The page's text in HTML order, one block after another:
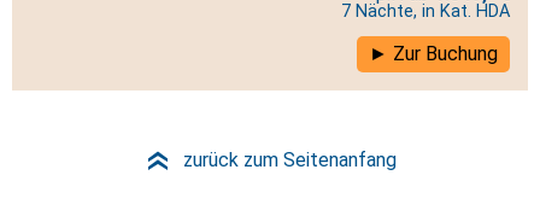
7 Nächte, in Kat. HDA
Zur Buchung
» zurück zum Seitenanfang